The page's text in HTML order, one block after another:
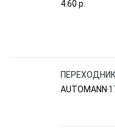
4.60 p.
ПЕРЕХОДНИК
AUTOMANN